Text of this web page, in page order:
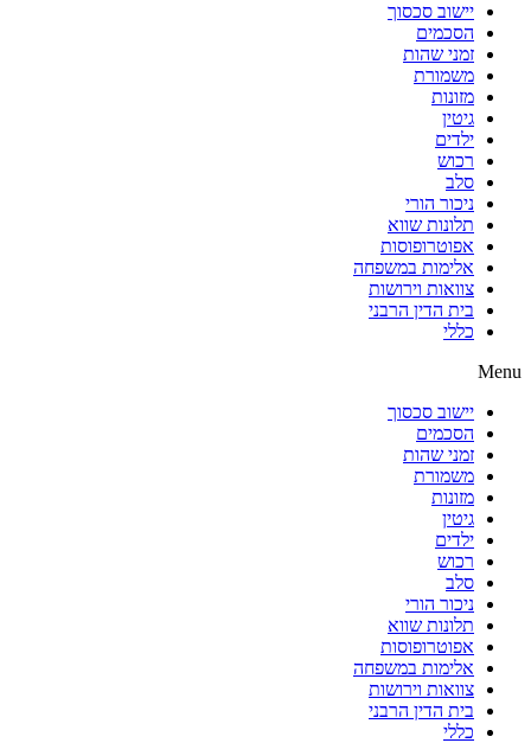
יישוב סכסוך
הסכמים
זמני שהות
משמורת
מזונות
גיטין
ילדים
רכוש
סלב
ניכור הורי
תלונות שווא
אפוטרופוסות
אלימות במשפחה
צוואות וירושות
בית הדין הרבני
כללי
Menu
יישוב סכסוך
הסכמים
זמני שהות
משמורת
מזונות
גיטין
ילדים
רכוש
סלב
ניכור הורי
תלונות שווא
אפוטרופוסות
אלימות במשפחה
צוואות וירושות
בית הדין הרבני
כללי